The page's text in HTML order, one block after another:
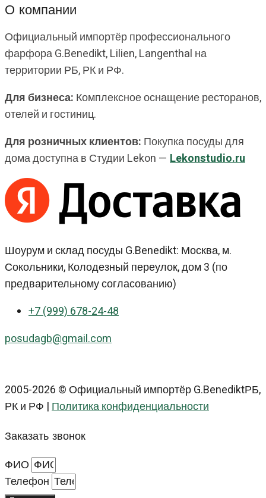
О компании
Официальный импортёр профессионального
фарфора G.Benedikt, Lilien, Langenthal на
территории РБ, РК и РФ.
Для бизнеса: Комплексное оснащение ресторанов,
отелей и гостиниц.
Для розничных клиентов: Покупка посуды для
дома доступна в Студии Lekon — Lekonstudio.ru
Шоурум и склад посуды G.Benedikt: Москва, м.
Сокольники, Колодезный переулок, дом 3 (по
предварительному согласованию)
+7 (999) 678-24-48
posudagb@gmail.com
2005-2026 © Официальный импортёр G.BenediktРБ,
РК и РФ |Политика конфиденциальности
Заказать звонок
ФИО
Телефон